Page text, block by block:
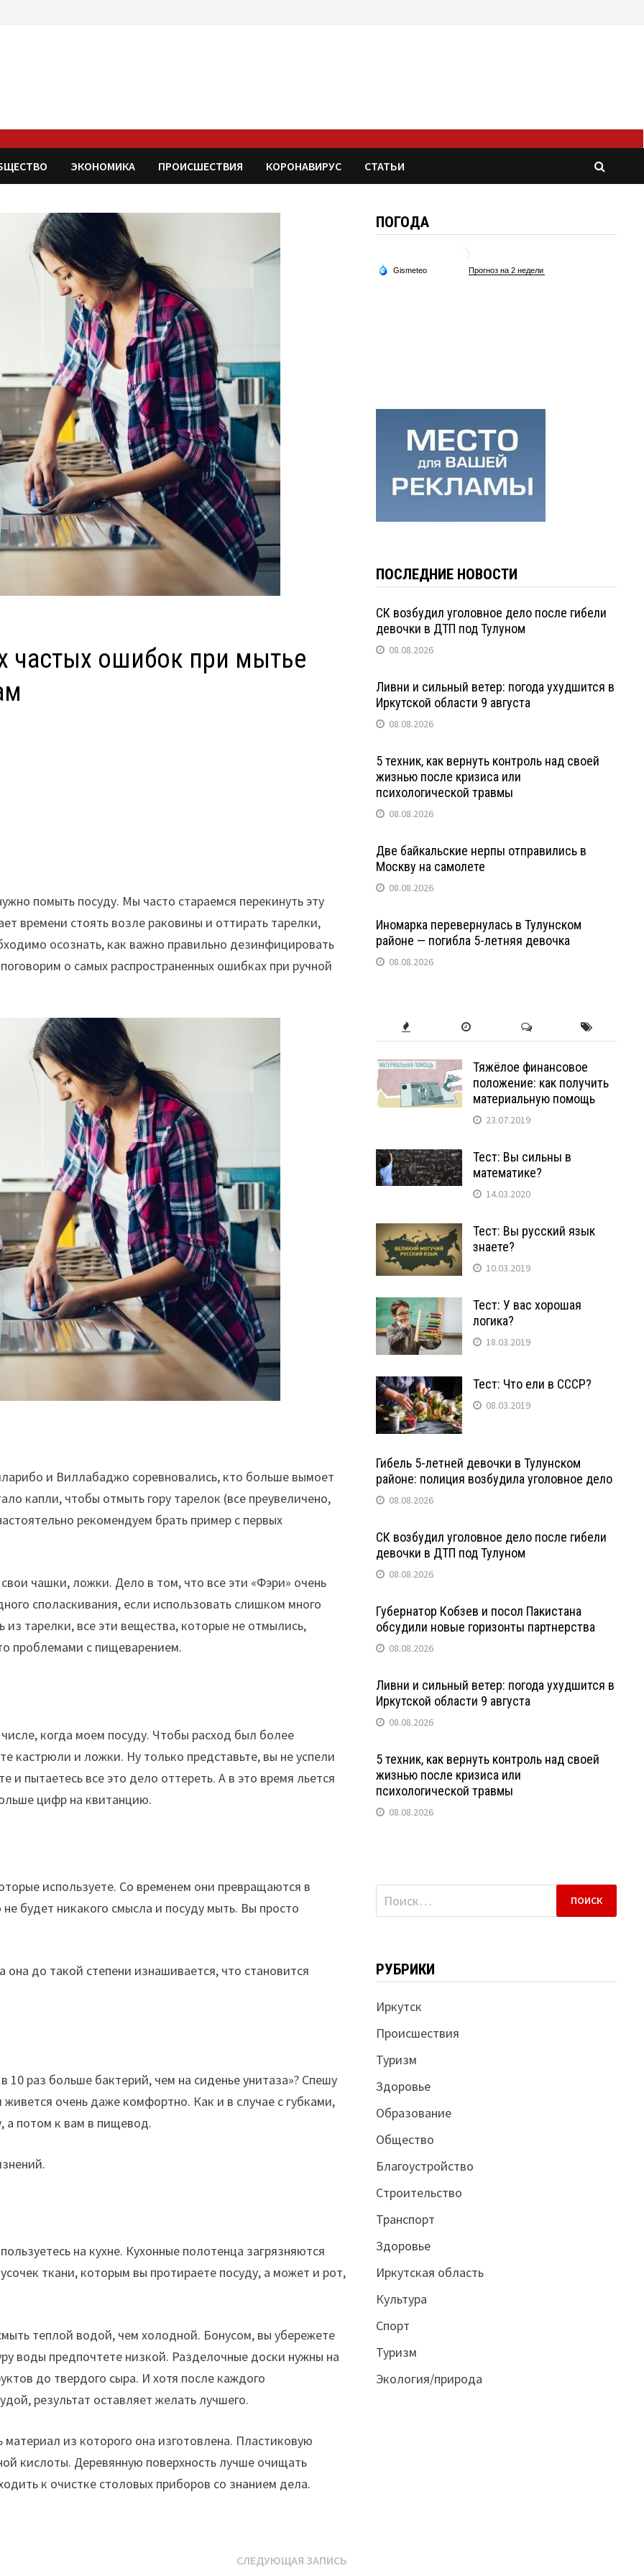
ЭКОНОМИКА ПРОИСШЕСТВИЯ КОРОНАВИРУС СТАТЬИ
частых ошибок при мытье
помыть посуду. Мы часто стараемся перекинуть эту
времени стоять возле раковины и оттирать тарелки,
осознать, как важно правильно дезинфицировать
о самых распространенных ошибках при ручной
и Виллабаджо соревновались, кто больше вымоет
капли, чтобы отмыть гору тарелок (все преувеличено,
рекомендуем брать пример с первых
чашки, ложки. Дело в том, что все эти «Фэри» очень
споласкивания, если использовать слишком много
из тарелки, все эти вещества, которые не отмылись,
проблемами с пищеварением.
когда моем посуду. Чтобы расход был более
кастрюли и ложки. Ну только представьте, вы не успели
и пытаетесь все это дело оттереть. А в это время льется
цифр на квитанцию.
используете. Со временем они превращаются в
будет никакого смысла и посуду мыть. Вы просто
до такой степени изнашивается, что становится
раз больше бактерий, чем на сиденье унитаза»? Спешу
очень даже комфортно. Как и в случае с губками,
а потом к вам в пищевод.
на кухне. Кухонные полотенца загрязняются
ткани, которым вы протираете посуду, а может и рот,
теплой водой, чем холодной. Бонусом, вы убережете
воды предпочтете низкой. Разделочные доски нужны на
до твердого сыра. И хотя после каждого
результат оставляет желать лучшего.
из которого она изготовлена. Пластиковую
кислоты. Деревянную поверхность лучше очищать
к очистке столовых приборов со знанием дела.
СЛЕДУЮЩАЯ ЗАПИСЬСледующая
ПОГОДА
ПОСЛЕДНИЕ НОВОСТИ
СК возбудил уголовное дело после гибели
девочки в ДТП под Тулуном
08.08.2026
Ливни и сильный ветер: погода ухудшится в
Иркутской области 9 августа
08.08.2026
5 техник, как вернуть контроль над своей
жизнью после кризиса или
психологической травмы
08.08.2026
Две байкальские нерпы отправились в
Москву на самолете
08.08.2026
Иномарка перевернулась в Тулунском
районе — погибла 5-летняя девочка
08.08.2026
Тяжёлое финансовое
положение: как получить
материальную помощь
23.07.2019
Тест: Вы сильны в
математике?
14.03.2020
Тест: Вы русский язык
знаете?
10.03.2019
Тест: У вас хорошая
логика?
18.03.2019
Тест: Что ели в СССР?
08.03.2019
Гибель 5-летней девочки в Тулунском
районе: полиция возбудила уголовное дело
08.08.2026
СК возбудил уголовное дело после гибели
девочки в ДТП под Тулуном
08.08.2026
Губернатор Кобзев и посол Пакистана
обсудили новые горизонты партнерства
08.08.2026
Ливни и сильный ветер: погода ухудшится в
Иркутской области 9 августа
08.08.2026
5 техник, как вернуть контроль над своей
жизнью после кризиса или
психологической травмы
08.08.2026
Найти:
РУБРИКИ
Иркутск
Происшествия
Туризм
Здоровье
Образование
Общество
Благоустройство
Строительство
Транспорт
Здоровье
Иркутская область
Культура
Спорт
Туризм
Экология/природа